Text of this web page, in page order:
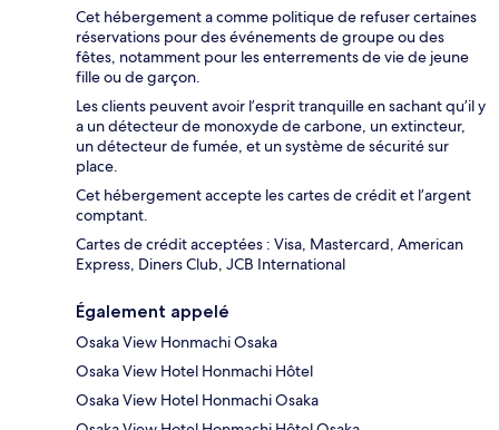
Cet hébergement a comme politique de refuser certaines
réservations pour des événements de groupe ou des
fêtes, notamment pour les enterrements de vie de jeune
fille ou de garçon.
Les clients peuvent avoir l’esprit tranquille en sachant qu’il y
a un détecteur de monoxyde de carbone, un extincteur,
un détecteur de fumée, et un système de sécurité sur
place.
Cet hébergement accepte les cartes de crédit et l’argent
comptant.
Cartes de crédit acceptées : Visa, Mastercard, American
Express, Diners Club, JCB International
Également appelé
Osaka View Honmachi Osaka
Osaka View Hotel Honmachi Hôtel
Osaka View Hotel Honmachi Osaka